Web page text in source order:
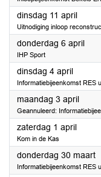
dinsdag 11 april2023
Uitnodiging inloop
donderdag 6 april2023
IHP Sport
dinsdag 4 april2023
Informatiebijeenkomst RES
maandag 3 april2023
Geannuleerd:
zaterdag 1 april2023
Kom in de Kas
donderdag 30 maart
Informatiebijeenkomst RES